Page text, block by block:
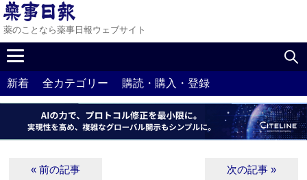
薬のことなら薬事日報ウェブサイト
新着 全カテゴリー 購読・購入・登録
« 前の記事 次の記事 »